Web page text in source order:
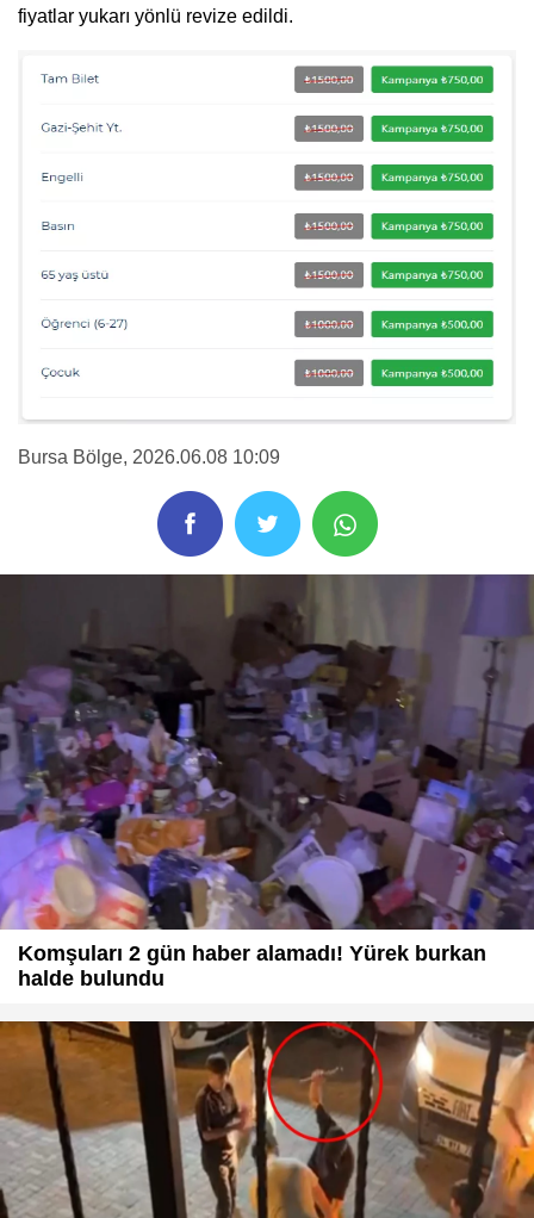
fiyatlar yukarı yönlü revize edildi.
Bursa Bölge, 2026.06.08 10:09
Komşuları 2 gün haber alamadı! Yürek burkan
halde bulundu